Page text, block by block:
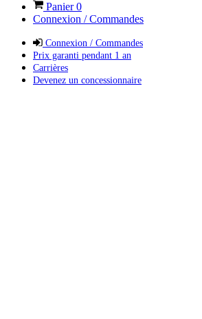
Panier0
Connexion / Commandes
Connexion / Commandes
Prix garanti pendant 1 an
Carrières
Devenez un concessionnaire